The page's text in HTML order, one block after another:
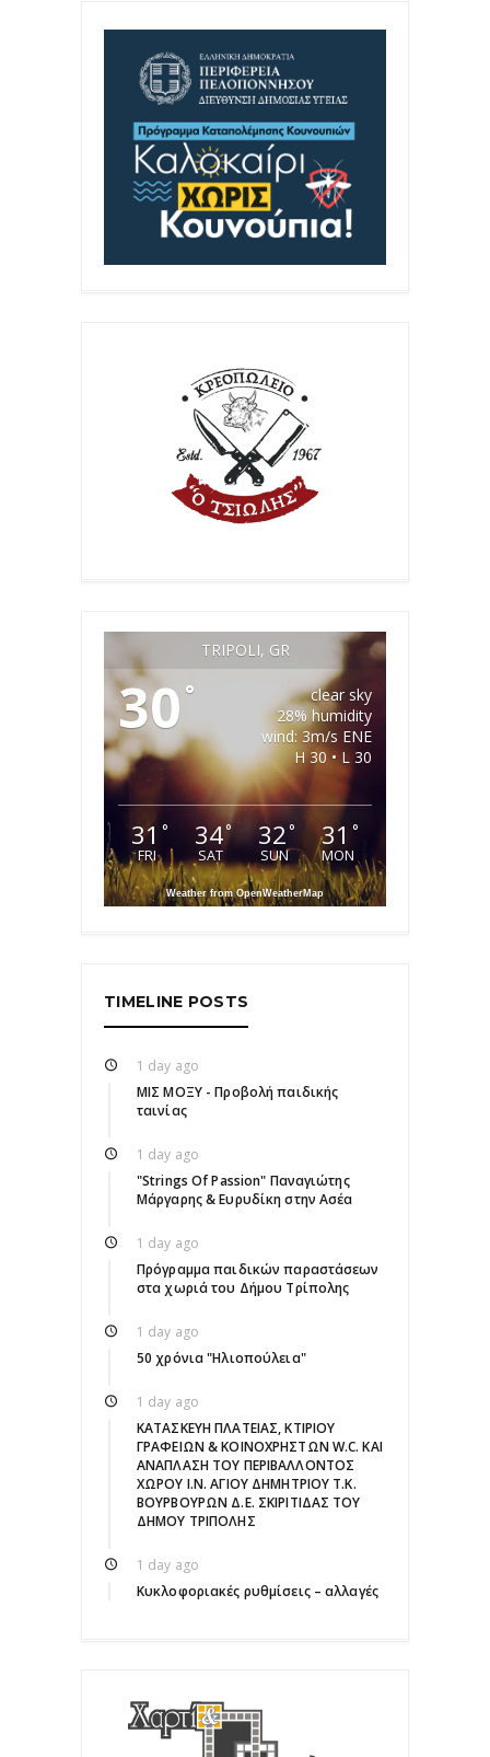
TRIPOLI, GR
30 °
clear sky
28% humidity
wind: 3m/s ENE
H 30 • L 30
31 °
FRI
34°
SAT
32°
SUN
31 °
MON
Weather from OpenWeatherMap
TIMELINE POSTS
1 day ago
ΜΙΣ ΜΟΞΥ - Προβολή παιδικής
ταινίας
1 day ago
"Strings Of Passion" Παναγιώτης
Μάργαρης & Ευρυδίκη στην Ασέα
1 day ago
Πρόγραμμα παιδικών παραστάσεων
στα χωριά του Δήμου Τρίπολης
1 day ago
50 χρόνια "Ηλιοπούλεια"
1 day ago
ΚΑΤΑΣΚΕΥΗ ΠΛΑΤΕΙΑΣ, ΚΤΙΡΙΟΥ
ΓΡΑΦΕΙΩΝ & ΚΟΙΝΟΧΡΗΣΤΩΝ W.C. ΚΑΙ
ΑΝΑΠΛΑΣΗ ΤΟΥ ΠΕΡΙΒΑΛΛΟΝΤΟΣ
ΧΩΡΟΥ Ι.Ν. ΑΓΙΟΥ ΔΗΜΗΤΡΙΟΥ Τ.Κ.
ΒΟΥΡΒΟΥΡΩΝ Δ.Ε. ΣΚΙΡΙΤΙΔΑΣ ΤΟΥ
ΔΗΜΟΥ ΤΡΙΠΟΛΗΣ
1 day ago
Κυκλοφοριακές ρυθμίσεις – αλλαγές